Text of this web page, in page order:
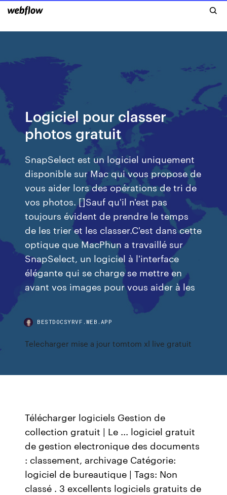
Logiciel pour classer
photos gratuit
SnapSelect est un logiciel uniquement
disponible sur Mac qui vous propose de
vous aider lors des opérations de tri de
vos photos. []Sauf qu'il n'est pas
toujours évident de prendre le temps
de les trier et les classer.C'est dans cette
optique que MacPhun a travaillé sur
SnapSelect, un logiciel à l'interface
élégante qui se charge se mettre en
avant vos images pour vous aider à les
BESTDOCSYRVF.WEB.APP
Telecharger mise a jour tomtom xl live gratuit
Télécharger logiciels Gestion de
collection gratuit | Le ... logiciel gratuit
de gestion electronique des documents
: classement, archivage Catégorie:
logiciel de bureautique | Tags: Non
classé . 3 excellents logiciels gratuits de